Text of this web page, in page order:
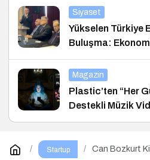
Siyaset
Yükselen Türkiye
Buluşma:
ve Hukuk
Magazin
Plastic’ten “Her
Destekli Müzik
Startup
Can Bozkurt